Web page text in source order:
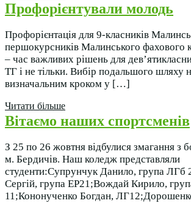
Профорієнтували молодь
Профорієнтація для 9-класників
першокурсників Малинського фахового
– час важливих рішень для
ТГ і не тільки. Вибір подальшого шляху
визначальним кроком у […]
Читати більше
Вітаємо наших спортсменів
З 25 по 26 жовтня відбулися змагання з
м. Бердичів. Наш коледж представляли
студенти:Супрунчук Данило, група ЛГб
Сергій, група ЕР21;Вождай Кирило,
11;Кононученко Богдан,